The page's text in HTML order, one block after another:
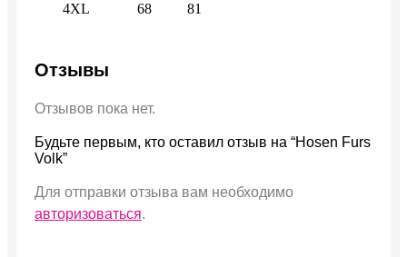
4XL
68 81
Отзывы
Отзывов пока нет.
Будьте первым, кто оставил отзыв на “Hosen Furs
Volk”
Для отправки отзыва вам необходимо
авторизоваться.